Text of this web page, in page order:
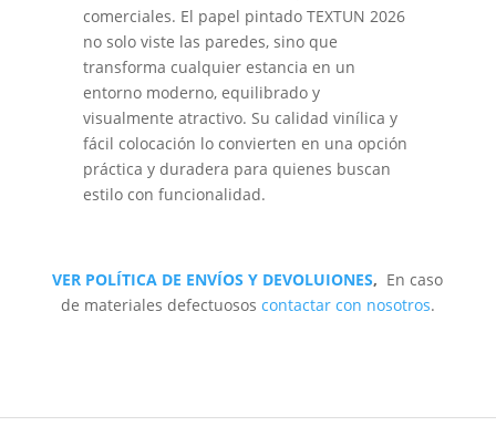
comerciales. El papel pintado TEXTUN 2026
no solo viste las paredes, sino que
transforma cualquier estancia en un
entorno moderno, equilibrado y
visualmente atractivo. Su calidad vinílica y
fácil colocación lo convierten en una opción
práctica y duradera para quienes buscan
estilo con funcionalidad.
VER POLÍTICA DE ENVÍOS Y DEVOLUIONES, En caso
de materiales defectuosos contactar con nosotros.